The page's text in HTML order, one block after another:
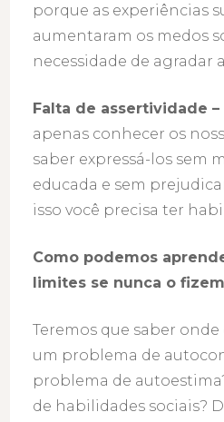
porque as experiências
aumentaram os medos
necessidade de agradar
Falta de assertividade –
apenas conhecer os
saber expressá-los sem
educada e sem
isso você precisa ter
Como podemos
limites se nunca o
Teremos que saber
um problema de
problema de
de habilidades sociais?